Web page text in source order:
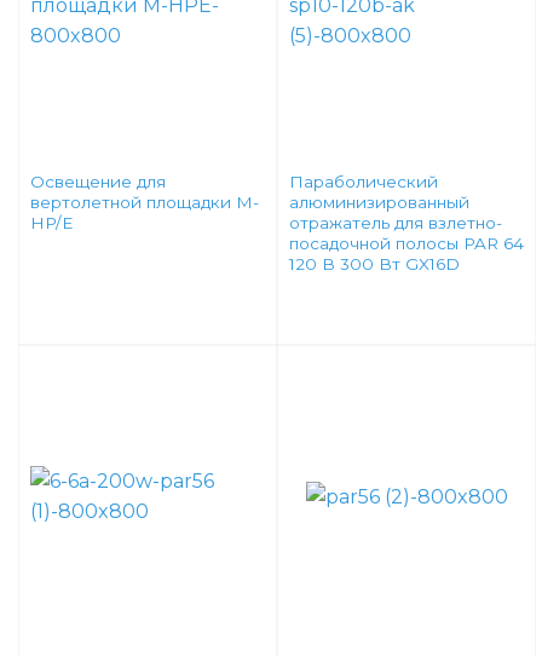
Освещение для
вертолетной площадки M-
HP/E
Параболический
алюминизированный
отражатель для взлетно-
посадочной полосы PAR 64
120 В 300 Вт GX16D